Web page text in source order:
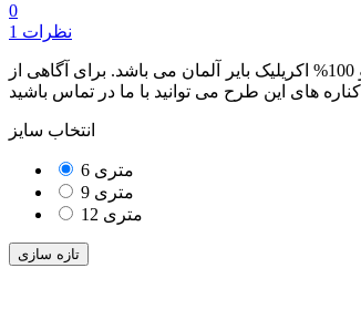
0
1 نظرات
از مجموعه محصولات هفتصد شانه بوده که دارای تراکم طولی 2100 می باشد. این محصول هشت رنگ بوده و 100% اکریلیک بایر آلمان می باشد. برای آگاهی از
انتخاب سایز
6 متری
9 متری
12 متری